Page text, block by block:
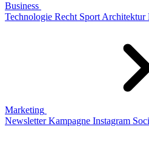
Business
Technologie Recht Sport Architektur
Marketing
Newsletter Kampagne Instagram